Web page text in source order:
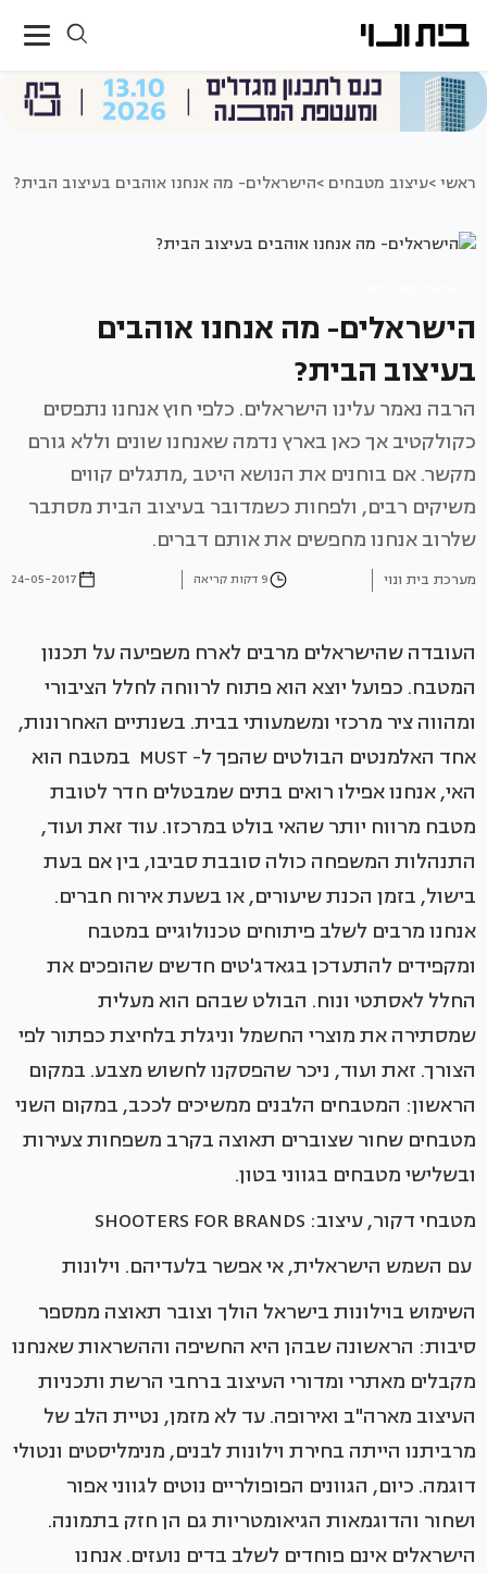
ראשי >עיצוב מטבחים >הישראלים- מה אנחנו אוהבים בעיצוב הבית?
הישראלים- מה אנחנו אוהבים
בעיצוב הבית?
הרבה נאמר עלינו הישראלים. כלפי חוץ אנחנו נתפסים
כקולקטיב אך כאן בארץ נדמה שאנחנו שונים וללא גורם
מקשר. אם בוחנים את הנושא היטב ,מתגלים קווים
משיקים רבים, ולפחות כשמדובר בעיצוב הבית מסתבר
שלרוב אנחנו מחפשים את אותם דברים.
מערכת בית ונוי 9 דקות קריאה 24-05-2017
העובדה שהישראלים מרבים לארח משפיעה על תכנון
המטבח. כפועל יוצא הוא פתוח לרווחה לחלל הציבורי
ומהווה ציר מרכזי ומשמעותי בבית. בשנתיים האחרונות,
אחד האלמנטים הבולטים שהפך ל- MUST במטבח הוא
האי, אנחנו אפילו רואים בתים שמבטלים חדר לטובת
מטבח מרווח יותר שהאי בולט במרכזו. עוד זאת ועוד,
התנהלות המשפחה כולה סובבת סביבו, בין אם בעת
בישול, בזמן הכנת שיעורים, או בשעת אירוח חברים.
אנחנו מרבים לשלב פיתוחים טכנולוגיים במטבח
ומקפידים להתעדכן בגאדג'טים חדשים שהופכים את
החלל לאסתטי ונוח. הבולט שבהם הוא מעלית
שמסתירה את מוצרי החשמל וניגלת בלחיצת כפתור לפי
הצורך. זאת ועוד, ניכר שהפסקנו לחשוש מצבע. במקום
הראשון: המטבחים הלבנים ממשיכים לככב, במקום השני
מטבחים שחור שצוברים תאוצה בקרב משפחות צעירות
ובשלישי מטבחים בגווני בטון.
מטבחי דקור, עיצוב: SHOOTERS FOR BRANDS
עם השמש הישראלית, אי אפשר בלעדיהם. וילונות
השימוש בוילונות בישראל הולך וצובר תאוצה ממספר
סיבות: הראשונה שבהן היא החשיפה וההשראות שאנחנו
מקבלים מאתרי ומדורי העיצוב ברחבי הרשת ותכניות
העיצוב מארה"ב ואירופה. עד לא מזמן, נטיית הלב של
מרביתנו הייתה בחירת וילונות לבנים, מנימליסטים ונטולי
דוגמה. כיום, הגוונים הפופולריים נוטים לגווני אפור
ושחור והדוגמאות הגיאומטריות גם הן חזק בתמונה.
הישראלים אינם פוחדים לשלב בדים נועזים. אנחנו